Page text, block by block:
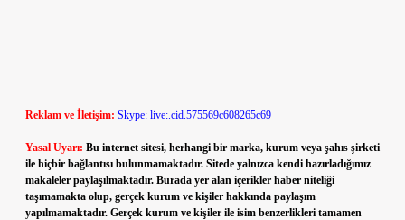
Reklam ve İletişim: Skype: live:.cid.575569c608265c69
Yasal Uyarı: Bu internet sitesi, herhangi bir marka, kurum veya şahıs şirketi
ile hiçbir bağlantısı bulunmamaktadır. Sitede yalnızca kendi hazırladığımız
makaleler paylaşılmaktadır. Burada yer alan içerikler haber niteliği
taşımamakta olup, gerçek kurum ve kişiler hakkında paylaşım
yapılmamaktadır. Gerçek kurum ve kişiler ile isim benzerlikleri tamamen